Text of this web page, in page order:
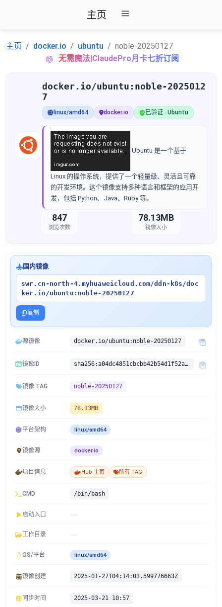
主页
主页 docker.io ubuntu
noble-20250127
无需魔法|ClaudePro月卡七折订阅
docker.io/ubuntu:noble-2025012
7
linux/amd64 docker.io 已验证 · Ubuntu
Ubuntu 是一个基于
Linux 的操作系统，提供了一个轻量级、灵活且可靠
的开发环境。这个镜像支持多种语言和框架的应用开
发，包括 Python、Java、Ruby 等。
847
浏览次数
78.13MB
镜像大小
国内镜像
swr.cn-north-4.myhuaweicloud.com/ddn-k8s/doc
ker.io/ubuntu:noble-20250127
复制
源镜像 docker.io/ubuntu:noble-20250127
镜像ID sha256:a04dc4851cbcbb42b54d1f52a41f5f9eca6a5fd03748c3f6eb2cbeb238ca99bd
镜像 TAG noble-20250127
镜像大小 78.13MB
平台架构 linux/amd64
镜像源 docker.io
项目信息 Hub 主页 所有 TAG
CMD /bin/bash
启动入口
工作目录
OS/平台 linux/amd64
镜像创建 2025-01-27T04:14:03.599776663Z
同步时间 2025-03-21 10:57